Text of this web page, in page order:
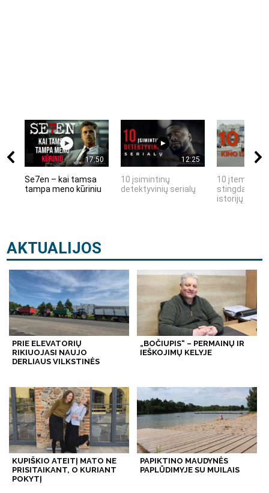
17:50
Se7en – kai tamsa
tampa meno kūriniu
12:25
10 įsimintinų
detektyvinių serialų
10 įtemptų,
stingdančių
istorijų
AKTUALIJOS
PRIE ELEVATORIŲ
RIKIUOJASI NAUJO
DERLIAUS VILKSTINĖS
„BOČIUPIS“ – PERMAINŲ IR
IEŠKOJIMŲ KELYJE
KUPIŠKIO ATEITĮ MATO NE
PRISITAIKANT, O KURIANT
POKYTĮ
PAPIKTINO MAUDYNĖS
PAPLŪDIMYJE SU MUILAIS